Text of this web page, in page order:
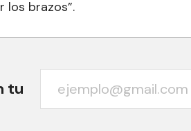
los brazos”.
tu